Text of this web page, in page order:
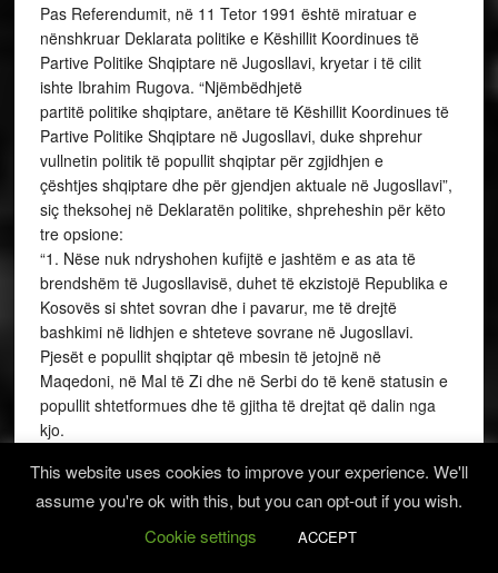
Pas Referendumit, në 11 Tetor 1991 është miratuar e
nënshkruar Deklarata politike e Këshillit Koordinues të
Partive Politike Shqiptare në Jugosllavi, kryetar i të cilit
ishte Ibrahim Rugova. “Njëmbëdhjetë
partitë politike shqiptare, anëtare të Këshillit Koordinues të
Partive Politike Shqiptare në Jugosllavi, duke shprehur
vullnetin politik të popullit shqiptar për zgjidhjen e
çështjes shqiptare dhe për gjendjen aktuale në Jugosllavi”,
siç theksohej në Deklaratën politike, shpreheshin për këto
tre opsione:
“1. Nëse nuk ndryshohen kufijtë e jashtëm e as ata të
brendshëm të Jugosllavisë, duhet të ekzistojë Republika e
Kosovës si shtet sovran dhe i pavarur, me të drejtë
bashkimi në lidhjen e shteteve sovrane në Jugosllavi.
Pjesët e popullit shqiptar që mbesin të jetojnë në
Maqedoni, në Mal të Zi dhe në Serbi do të kenë statusin e
popullit shtetformues dhe të gjitha të drejtat që dalin nga
kjo.
por ndryshojnë kufijtë e brendshëm ndërmjet republikave,
atëherë kërkesë është Republika Shqiptare në Jugosllavi, e
ndërtuar mbi bazën e parimit etnik dhe të parimeve të tjera
që vlejnë për serbët, sllovenët dhe popujt e tjerë të
This website uses cookies to improve your experience. We'll
assume you're ok with this, but you can opt-out if you wish.
Cookie settings
ACCEPT